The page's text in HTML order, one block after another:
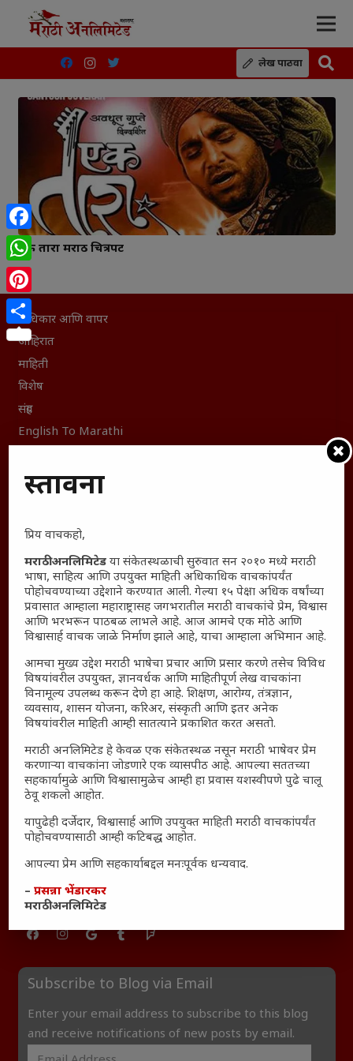
लेख पाठवा
एक तारा मराठी चित्रपट
अधिकार आणि वापर
जाहिरात
माहिती
विशेष
संग्रह
English To Marathi
Kruti Dev Unicode
Thought For The Day
सामान्य आजारांवर गावठी उपाय – घरच्या घरी मिळवा प्राथमिक
आराम
आजच्या युगातील तरुण पिढी कुठे हरवली?
महाराष्ट्रातील किल्ल्यांचे महत्त्व : स्वराज्याच्या वैभवशाली इतिहासाचे
साक्षीदार
₹370 ची बिर्याणी” आणि हरवत चाललेली संवेदनशीलता : आजच्या
तरुणांच्या मनात नेमकं काय चाललंय?
यश आणि आत्मविश्वास: स्वप्नांना वास्तवात बदलण्याची शक्ती
महाराष्ट्रातील बदलत्या हवामानाचा शेतीवर वाढता परिणाम:
शेतकऱ्यांसमोरील नवीन आव्हाने आणि संधी
महाराष्ट्र आणि संपूर्ण भारतातील शेतकऱ्यांना मान्सूनचे महत्त्व
‘कॉकरोच जनता पार्टी’ची वेबसाईट अचानक डाउन; सोशल
मीडियावर चर्चांना उधाण
धावपळीच्या जीवनात शांततेचा शोध – Meditation का आवश्यक
आहे?
Subscribe to Blog via Email
Enter your email address to subscribe to this blog
and receive notifications of new posts by email.
Facebook
WhatsApp
Pinterest
Share
प्रस्तावना
प्रिय वाचकहो,
मराठी अनलिमिटेड या संकेतस्थळाची सुरुवात सन २०१० मध्ये मराठी
भाषा, साहित्य आणि उपयुक्त माहिती अधिकाधिक वाचकांपर्यंत
पोहोचवण्याच्या उद्देशाने करण्यात आली. गेल्या १५ पेक्षा अधिक वर्षांच्या
प्रवासात आम्हाला महाराष्ट्रासह जगभरातील मराठी वाचकांचे प्रेम, विश्वास
आणि भरभरून पाठबळ लाभले आहे. आज आमचे एक मोठे आणि
विश्वासार्ह वाचक जाळे निर्माण झाले आहे, याचा आम्हाला अभिमान आहे.
आमचा मुख्य उद्देश मराठी भाषेचा प्रचार आणि प्रसार करणे तसेच विविध
विषयांवरील उपयुक्त, ज्ञानवर्धक आणि माहितीपूर्ण लेख वाचकांना
विनामूल्य उपलब्ध करून देणे हा आहे. शिक्षण, आरोग्य, तंत्रज्ञान,
व्यवसाय, शासन योजना, करिअर, संस्कृती आणि इतर अनेक
विषयांवरील माहिती आम्ही सातत्याने प्रकाशित करत असतो.
मराठी अनलिमिटेड हे केवळ एक संकेतस्थळ नसून मराठी भाषेवर प्रेम
करणाऱ्या वाचकांना जोडणारे एक व्यासपीठ आहे. आपल्या सततच्या
सहकार्यामुळे आणि विश्वासामुळेच आम्ही हा प्रवास यशस्वीपणे पुढे चालू
ठेवू शकलो आहोत.
यापुढेही दर्जेदार, विश्वासार्ह आणि उपयुक्त माहिती मराठी वाचकांपर्यंत
पोहोचवण्यासाठी आम्ही कटिबद्ध आहोत.
आपल्या प्रेम आणि सहकार्याबद्दल मनःपूर्वक धन्यवाद.
–प्रसन्ना भेंडारकर
मराठी अनलिमिटेड